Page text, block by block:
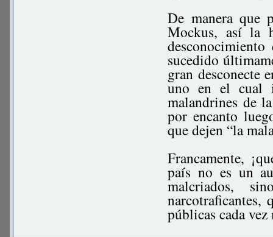
De manera que
Mockus, así la
sucedido
gran desconecte
uno en el cual
malandrines de
por encanto
que dejen “la
Francamente,
país no es un
malcriados,
narcotraficantes,
públicas cada